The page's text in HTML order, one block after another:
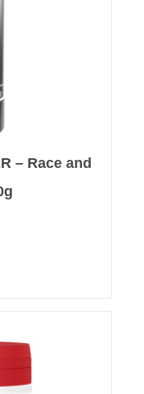
– Race and